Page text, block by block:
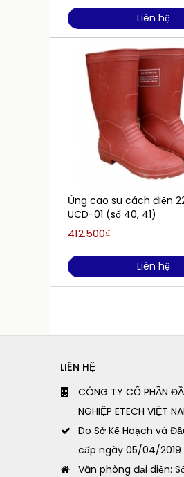
Liên hệ
Ủng cao su cách điện
UCD-01 (số 40, 41)
412.500₫
Liên hệ
LIÊN HỆ
CÔNG TY CỔ PHẦN
NGHIỆP ETECH VIỆT
Do Sở Kế Hoạch và
cấp ngày 05/04/2019
Văn phòng đại diện: